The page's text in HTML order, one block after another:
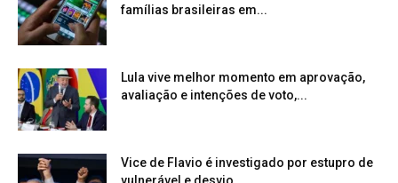
famílias brasileiras em...
Lula vive melhor momento em aprovação,
avaliação e intenções de voto,...
Vice de Flavio é investigado por estupro de